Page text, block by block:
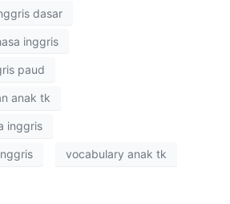
dasar
inggris
paud
anak tk
inggris
vocabulary anak tk